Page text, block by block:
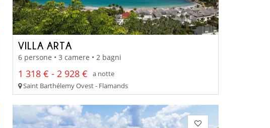
VILLA ARTA
6 persone • 3 camere • 2 bagni
1 318 € - 2 928 €
a notte
Saint Barthélemy Ovest - Flamands